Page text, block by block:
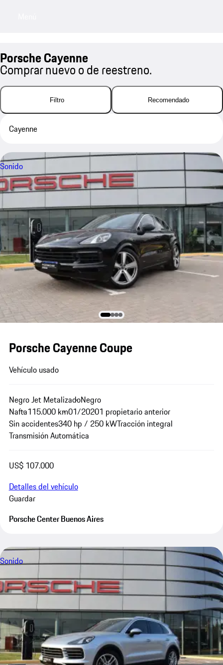
Porsche Cayenne
Comprar nuevo o de reestreno.
Filtro Recomendado
Cayenne
Sonido
Porsche Cayenne Coupe
Vehículo usado
Negro Jet MetalizadoNegro
Nafta115.000 km01/20201 propietario anterior
Sin accidentes340 hp / 250 kWTracción integral
Transmisión Automática
US$ 107.000
Detalles del vehículo
Guardar
Porsche Center Buenos Aires
Sonido